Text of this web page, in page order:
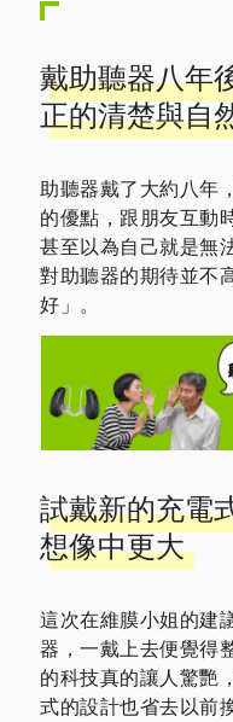
戴助聽器八年
正的清楚與自
助聽器戴了大約八年
的優點，跟朋友互動
甚至以為自己就是無
對助聽器的期待並不
好」。
試戴新的充電
想像中更大
這次在維膜小姐的建
器，一戴上去便覺得
的科技真的讓人驚艷
式的設計也省去以前